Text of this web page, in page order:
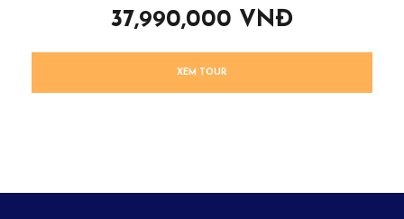
37,990,000 VNĐ
XEM TOUR